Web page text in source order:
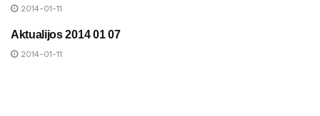
2014-01-11
UAB „ANYKŠČIŲ ŠILUMA“
Aktualijos 2014 01 07
2014-01-11